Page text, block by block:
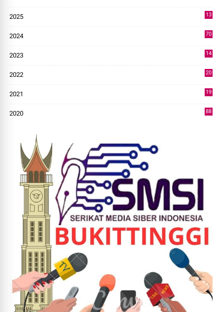
2025
13
2024
70
2023
14
2022
20
2021
19
2020
88